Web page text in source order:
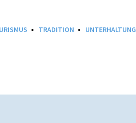
TRADITION UNTERHALTUNG